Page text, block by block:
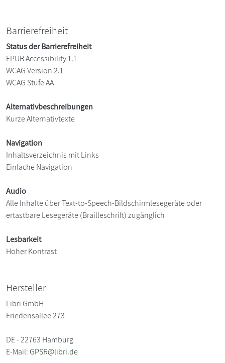
Barrierefreiheit
Status der Barrierefreiheit
EPUB Accessibility 1.1
WCAG Version 2.1
WCAG Stufe AA
Alternativbeschreibungen
Kurze Alternativtexte
Navigation
Inhaltsverzeichnis mit Links
Einfache Navigation
Audio
Alle Inhalte über Text-to-Speech-Bildschirmlesegeräte oder
ertastbare Lesegeräte (Brailleschrift) zugänglich
Lesbarkeit
Hoher Kontrast
Hersteller
Libri GmbH
Friedensallee 273
DE - 22763 Hamburg
E-Mail:GPSR@libri.de